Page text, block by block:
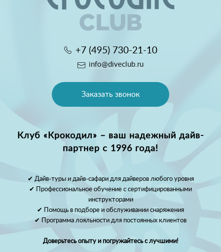
+7 (495) 730-21-10
info@diveclub.ru
Заказать звонок
Клуб «Крокодил» – ваш надежный дайв-
партнер с 1996 года!
✔ Дайв-туры и дайв-сафари для дайверов любого уровня
✔ Профессиональное обучение с сертифицированными
инструкторами
✔ Помощь в подборе и обслуживании снаряжения
✔ Программа лояльности для постоянных клиентов
Доверьтесь опыту и погружайтесь с лучшими!